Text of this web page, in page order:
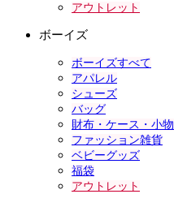
アウトレット
ボーイズ
ボーイズすべて
アパレル
シューズ
バッグ
財布・ケース・小物
ファッション雑貨
ベビーグッズ
福袋
アウトレット